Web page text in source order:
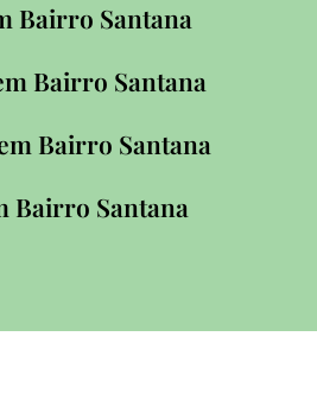
Bairro Santana
Bairro Santana
Bairro Santana
Bairro Santana